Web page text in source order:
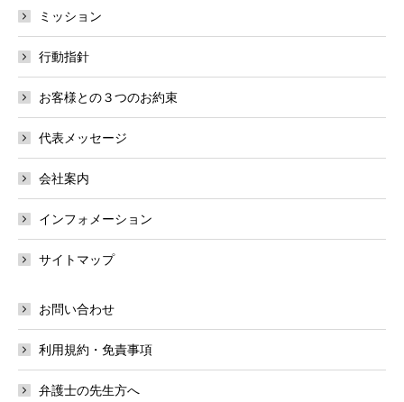
ミッション
行動指針
お客様との３つのお約束
代表メッセージ
会社案内
インフォメーション
サイトマップ
お問い合わせ
利用規約・免責事項
弁護士の先生方へ